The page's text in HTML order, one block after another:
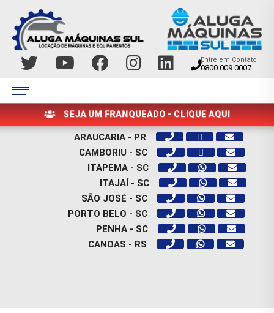
Entre em Contato
0800 009 0007
SEJA UM FRANQUEADO - CLIQUE AQUI
ARAUCARIA - PR
CAMBORIU - SC
ITAPEMA - SC
ITAJAÍ - SC
SÃO JOSÉ - SC
PORTO BELO - SC
PENHA - SC
CANOAS - RS